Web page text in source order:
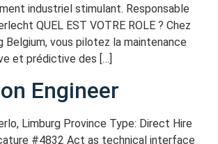
industriel stimulant. Responsable
QUEL EST VOTRE ROLE ? Chez
Belgium, vous pilotez la maintenance
et prédictive des […]
Engineer
Limburg Province Type: Direct Hire
#4832 Act as technical interface